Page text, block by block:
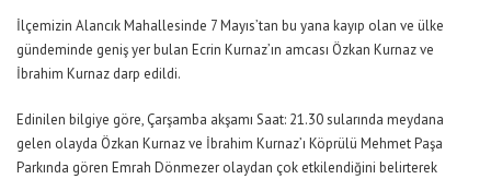
İlçemizin Alancık Mahallesinde 7 Mayıs’tan bu yana kayıp olan ve ülke
gündeminde geniş yer bulan Ecrin Kurnaz’ın amcası Özkan Kurnaz ve
İbrahim Kurnaz darp edildi.
Edinilen bilgiye göre, Çarşamba akşamı Saat: 21.30 sularında meydana
gelen olayda Özkan Kurnaz ve İbrahim Kurnaz’ı Köprülü Mehmet Paşa
Parkında gören Emrah Dönmezer olaydan çok etkilendiğini belirterek